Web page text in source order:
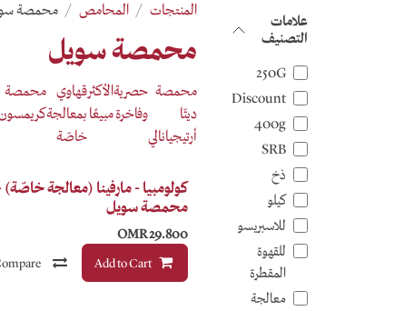
علامات
التصنيف
250G
Discount
400g
SRB
ذخ
كيلو
للاسبريسو
للقهوة
المقطرة
معالجة
المنتجات المحامص محمصة
محمصة سويل
محمصة
ديتّا
أرتيجيانالي
حصرية
وفاخرة
الأكثر
مبيعًا
قهاوي
بمعالجة
خاصّة
محمصة
Anaerobic
كولومبيا - مارفينا (معالجة خاصّة)
محمصة سويل
29.800
OMR
Add to Cart